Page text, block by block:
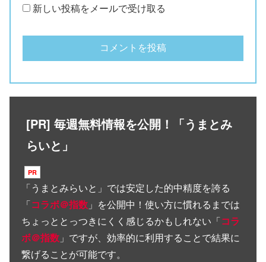
新しい投稿をメールで受け取る
[PR] 毎週無料情報を公開！「うまとみ
らいと」
「うまとみらいと 」では安定した的中精度を誇る
「コラボ＠指数 」を公開中！使い方に慣れるまでは
ちょっととっつきにくく感じるかもしれない「コラ
ボ＠指数 」ですが、効率的に利用することで結果に
繋げることが可能です。